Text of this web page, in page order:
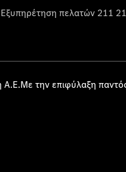
Εξυπηρέτηση πελατών 211
την επιφύλαξη παντός